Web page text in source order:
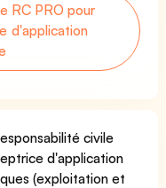
RC PRO pour
d'application
civile
d'application
(exploitation et